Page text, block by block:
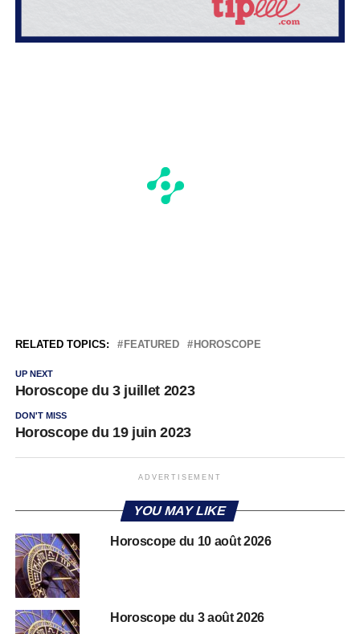
RELATED TOPICS: FEATURED HOROSCOPE
UP NEXT
Horoscope du 3 juillet 2023
DON'T MISS
Horoscope du 19 juin 2023
ADVERTISEMENT
YOU MAY LIKE
Horoscope du 10 août 2026
Horoscope du 3 août 2026